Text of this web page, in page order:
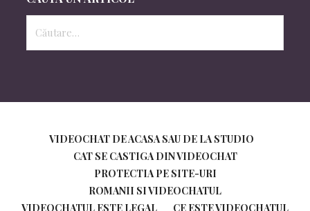
după:
VIDEOCHAT DE ACASA SAU DE LA STUDIO
CAT SE CASTIGA DIN VIDEOCHAT
PROTECTIA PE SITE-URI
ROMANII SI VIDEOCHATUL
VIDEOCHATUL ESTE LEGAL
CE ESTE VIDEOCHATUL